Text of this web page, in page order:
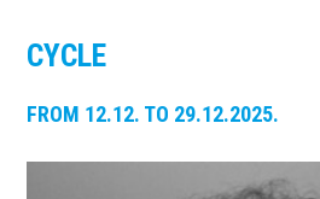
CYCLE
FROM 12.12. TO 29.12.2025.